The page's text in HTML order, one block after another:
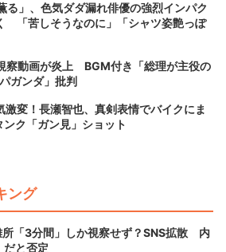
る」、色気ダダ漏れ俳優の強烈インパク
「苦しそうなのに」「シャツ姿艶っぽ
察動画が炎上 BGM付き「総理が主役の
ガンダ」批判
激変！長瀬智也、真剣表情でバイクにま
ク「ガン見」ショット
ング
所「3分間」しか視察せず？SNS拡散 内
だと否定